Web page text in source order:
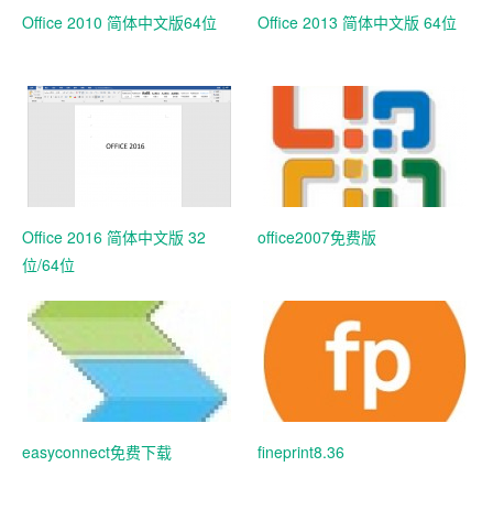
Office 2010 简体中文版64位 Office 2013 简体中文版 64位
Office 2016 简体中文版 32
位/64位
office2007免费版
easyconnect免费下载 fineprint8.36